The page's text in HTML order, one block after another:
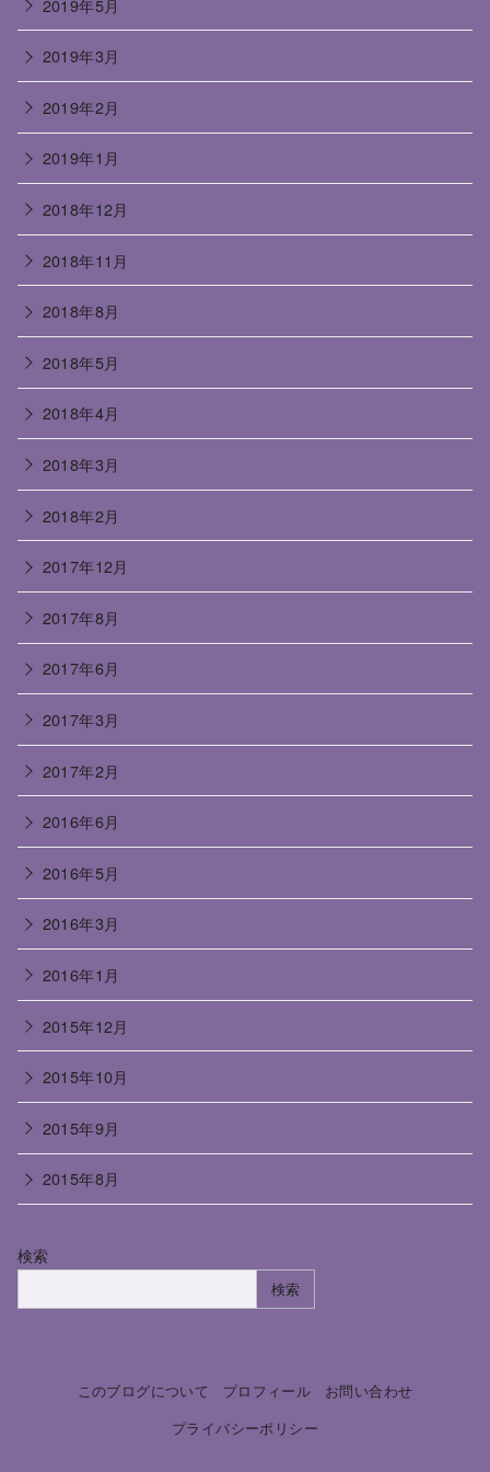
2019年3月
2019年2月
2019年1月
2018年12月
2018年11月
2018年8月
2018年5月
2018年4月
2018年3月
2018年2月
2017年12月
2017年8月
2017年6月
2017年3月
2017年2月
2016年6月
2016年5月
2016年3月
2016年1月
2015年12月
2015年10月
2015年9月
2015年8月
検索
検索
このブログについて プロフィール
お問い合わせ
プライバシーポリシー